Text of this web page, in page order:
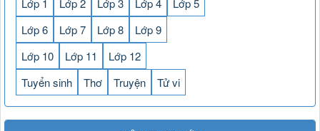
Lớp 6
Lớp 7 Lớp 8
Lớp 9
Lớp 10
Lớp 11
Lớp 12
Tuyển sinh
Thơ Truyện Tử vi